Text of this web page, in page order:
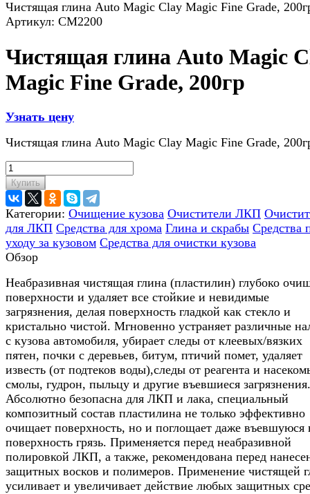
Чистящая глина Auto Magic Clay Magic Fine Grade,
Артикул: CM2200
Чистящая глина Auto Magic
Magic Fine Grade, 200гр
Узнать цену
Чистящая глина Auto Magic Clay Magic Fine Grade,
Купить
Категории: Очищение кузова Очистители ЛКП
для ЛКП Средства для хрома Глина и скрабы Средства
уходу за кузовом Средства для очистки кузова
Обзор
Неабразивная чистящая глина (пластилин) глубоко
поверхности и удаляет все стойкие и невидимые
загрязнения, делая поверхность гладкой как стекло и
кристально чистой. Мгновенно устраняет различные
с кузова автомобиля, убирает следы от клеевых/вязких
пятен, почки с деревьев, битум, птичий помет, удаляет
известь (от подтеков воды),следы от реагента и
смолы, гудрон, пыльцу и другие въевшиеся загрязнения.
Абсолютно безопасна для ЛКП и лака, специальный
композитный состав пластилина не только эффективно
очищает поверхность, но и поглощает даже въевшуюся
поверхность грязь. Применяется перед неабразивной
полировкой ЛКП, а также, рекомендована перед
защитных восков и полимеров. Применение чистящей
усиливает и увеличивает действие любых защитных